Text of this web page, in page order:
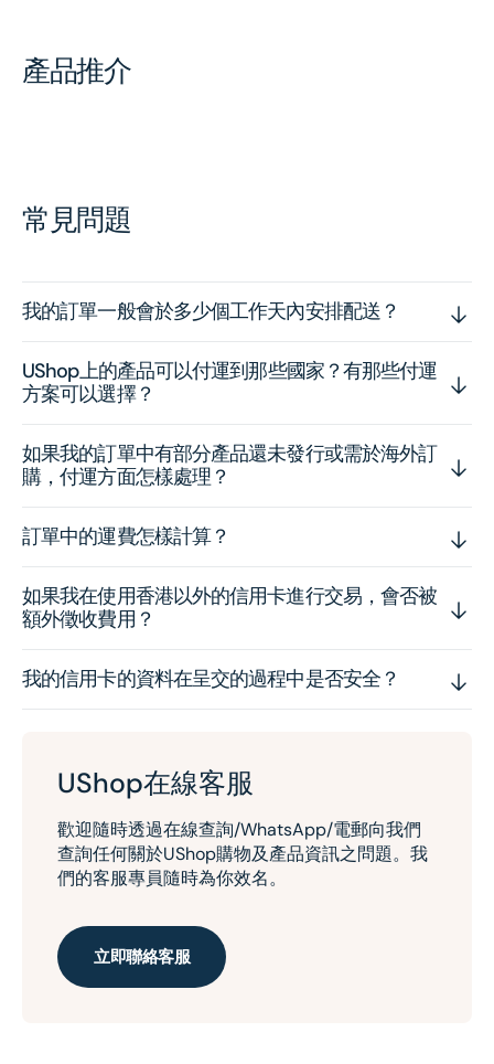
產品推介
常見問題
我的訂單一般會於多少個工作天內安排配送？
UShop上的產品可以付運到那些國家？有那些付運
方案可以選擇？
如果我的訂單中有部分產品還未發行或需於海外訂
購，付運方面怎樣處理？
訂單中的運費怎樣計算？
如果我在使用香港以外的信用卡進行交易，會否被
額外徵收費用？
我的信用卡的資料在呈交的過程中是否安全？
UShop在線客服
歡迎隨時透過在線查詢/WhatsApp/電郵向我們
查詢任何關於UShop購物及產品資訊之問題。我
們的客服專員隨時為你效名。
立即聯絡客服